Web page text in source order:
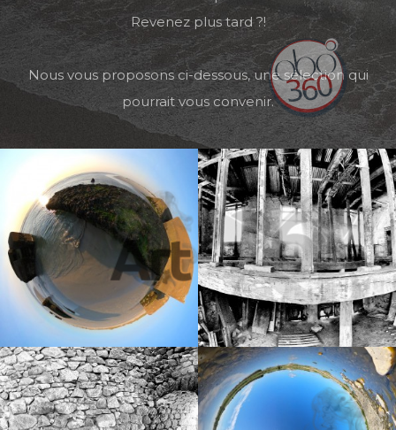
Revenez plus tard ?!
Nous vous proposons ci-dessous, une sélection qui
pourrait vous convenir.